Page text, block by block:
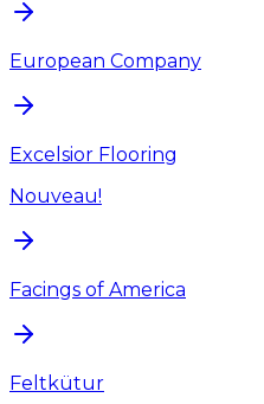
European Company
Excelsior Flooring
Nouveau!
Facings of America
Feltkütur